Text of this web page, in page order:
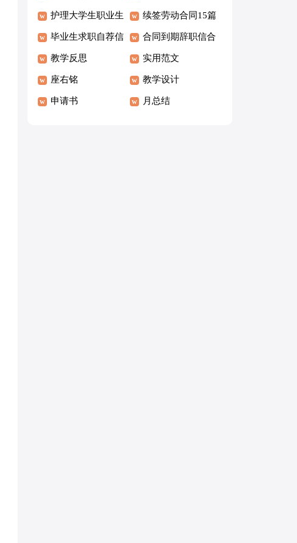
规划书15篇 文集合5篇
护理大学生职业生
涯规划书范文
续签劳动合同15篇
毕业生求职自荐信
汇编15篇
合同到期辞职信合
集15篇
教学反思 实用范文
座右铭 教学设计
申请书 月总结